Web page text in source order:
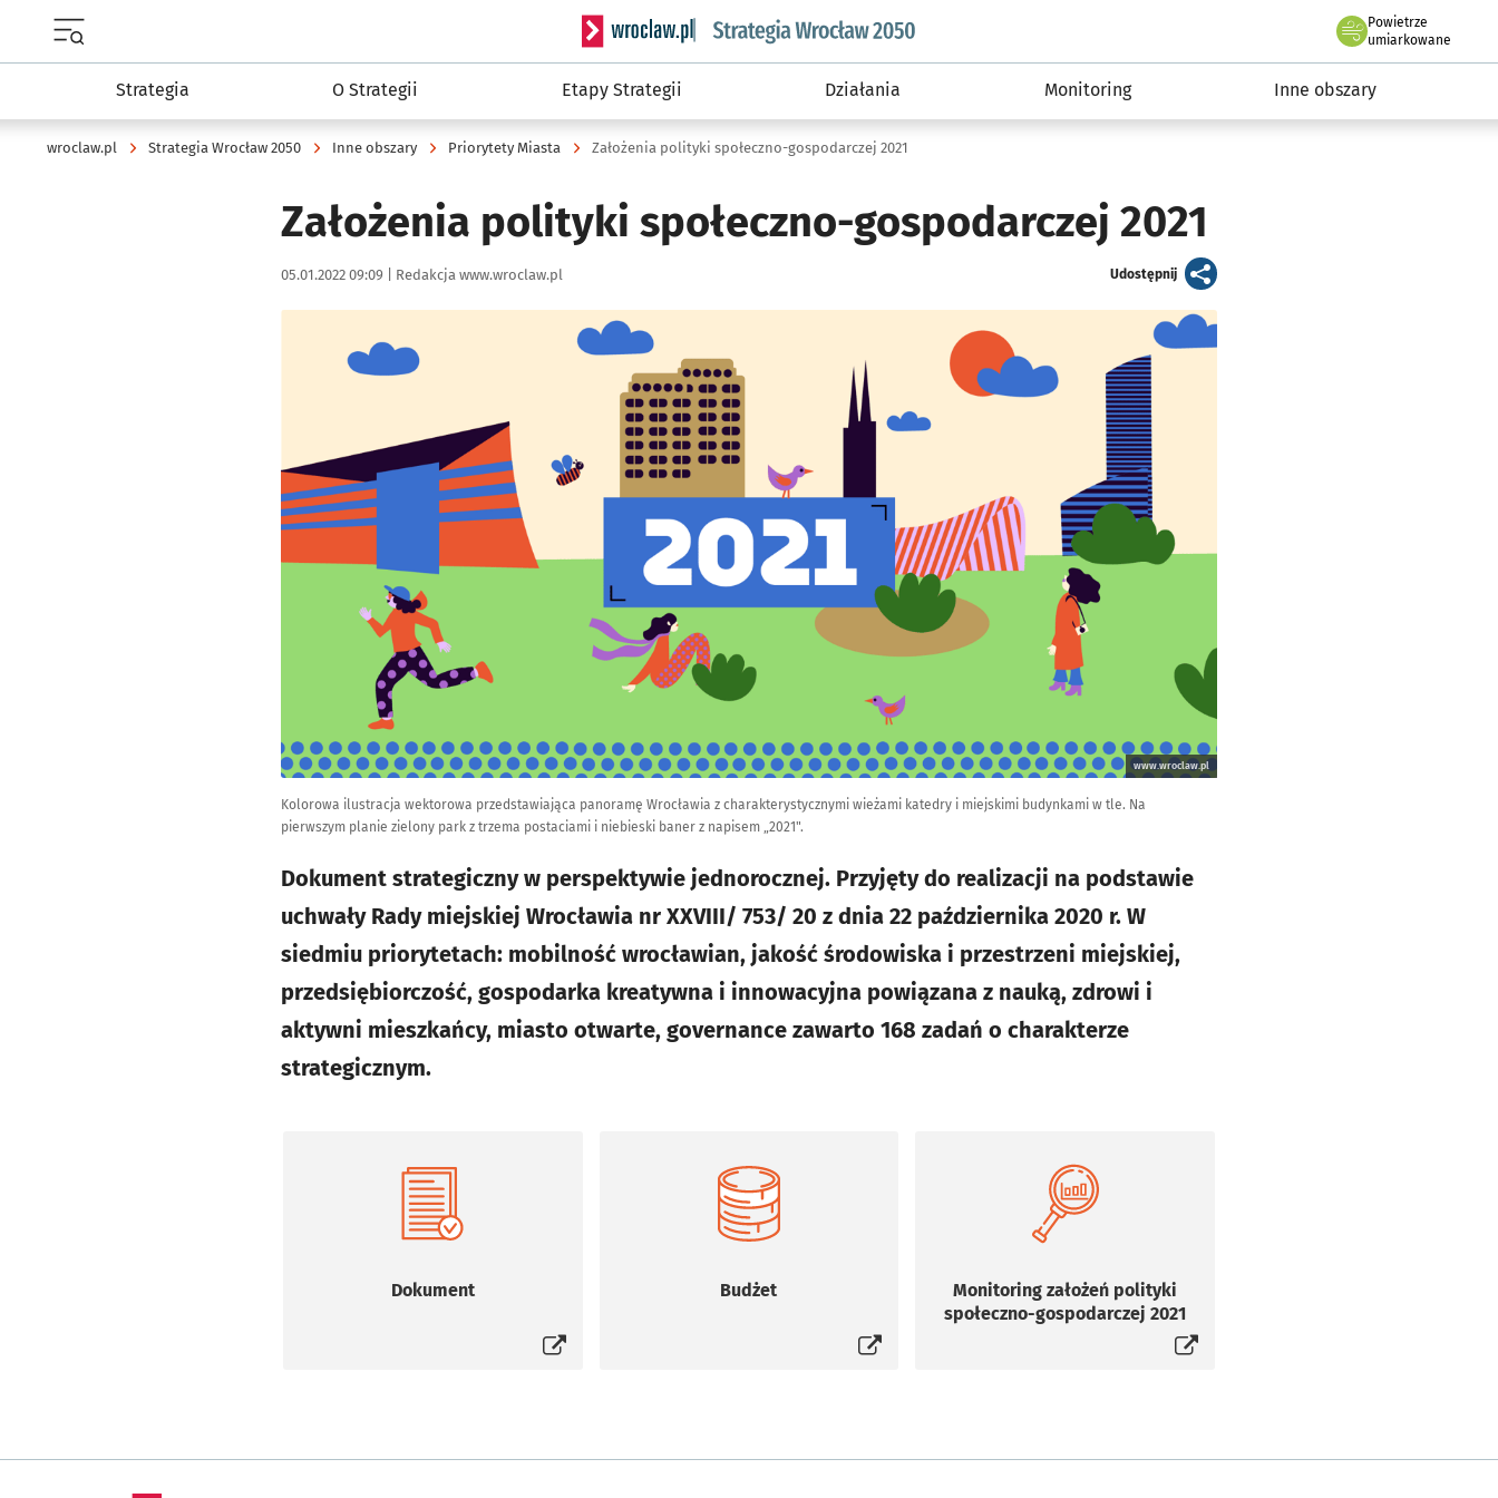
Serwis informacyjny wroclaw.pl podserwis: Strategia Wrocław 2050
Powietrze
we Wrocławiu
umiarkowane
Strategia O Strategii Etapy Strategii Działania Monitoring Inne obszary
wroclaw.pl Strategia Wrocław 2050 Inne obszary Priorytety Miasta Założenia polityki społeczno-gospodarczej 2021
Założenia polityki społeczno-gospodarczej 2021
Data publikacji:
05.01.2022 09:09 | Autor:
Redakcja www.wroclaw.pl Udostępnijartykuł
www.wroclaw.pl
Kolorowa ilustracja wektorowa przedstawiająca panoramę Wrocławia z charakterystycznymi wieżami katedry i miejskimi budynkami w tle. Na
pierwszym planie zielony park z trzema postaciami i niebieski baner z napisem „2021".
Dokument strategiczny w perspektywie jednorocznej. Przyjęty do realizacji na podstawie
uchwały Rady miejskiej Wrocławia nr XXVIII/ 753/ 20 z dnia 22 października 2020 r. W
siedmiu priorytetach: mobilność wrocławian, jakość środowiska i przestrzeni miejskiej,
przedsiębiorczość, gospodarka kreatywna i innowacyjna powiązana z nauką, zdrowi i
aktywni mieszkańcy, miasto otwarte, governance zawarto 168 zadań o charakterze
strategicznym.
Dokument
Budżet
Otworzy się w nowej karcie
Monitoring założeń polityki
społeczno-gospodarczej 2021
Otworzy się w nowej karcie